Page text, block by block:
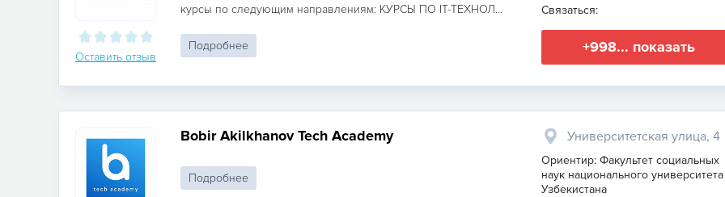
Оставить отзыв
курсы по следующим направлениям: КУРСЫ ПО IT-ТЕХНОЛ...
Подробнее
Связаться:
+998... показать
Bobir Akilkhanov Tech Academy
Подробнее
Университетская улица, 4
Ориентир: Факультет социальных
наук национального университета
Узбекистана